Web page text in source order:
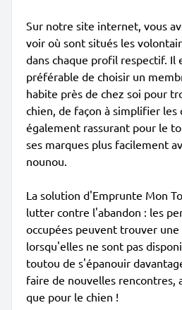
Sur notre site internet, vous
voir où sont situés les
dans chaque profil respectif. Il
préférable de choisir un
habite près de chez soi pour
chien, de façon à simplifier les
également rassurant pour le
ses marques plus facilement
nounou.
La solution d'Emprunte Mon
lutter contre l'abandon : les
occupées peuvent trouver une
lorsqu'elles ne sont pas
toutou de s'épanouir
faire de nouvelles rencontres,
que pour le chien !